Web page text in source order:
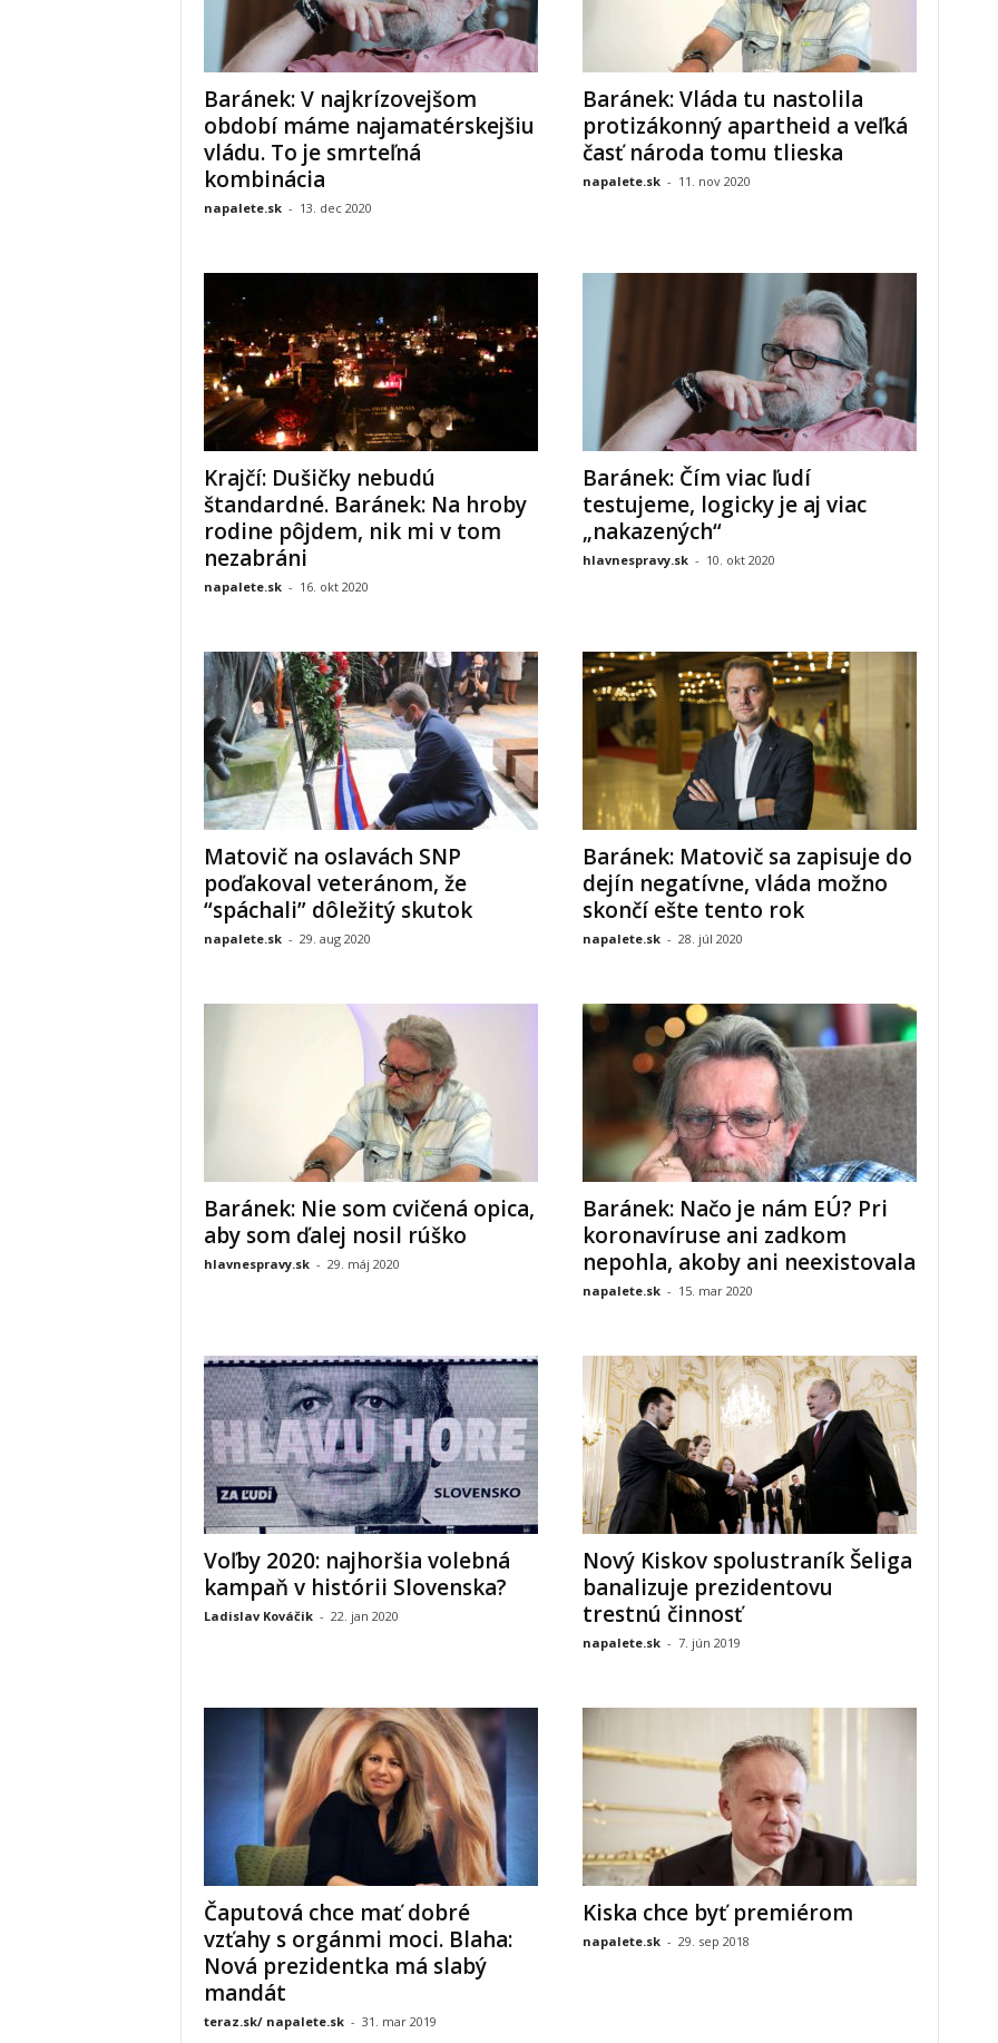
Baránek: V najkrízovejšom
období máme najamatérskejšiu
vládu. To je smrteľná
kombinácia
napalete.sk - 13. dec 2020
Baránek: Vláda tu nastolila
protizákonný apartheid a veľká
časť národa tomu tlieska
napalete.sk - 11. nov 2020
Krajčí: Dušičky nebudú
štandardné. Baránek: Na hroby
rodine pôjdem, nik mi v tom
nezabráni
napalete.sk - 16. okt 2020
Baránek: Čím viac ľudí
testujeme, logicky je aj viac
„nakazených“
hlavnespravy.sk - 10. okt 2020
Matovič na oslavách SNP
poďakoval veteránom, že
“spáchali” dôležitý skutok
napalete.sk - 29. aug 2020
Baránek: Matovič sa zapisuje do
dejín negatívne, vláda možno
skončí ešte tento rok
napalete.sk - 28. júl 2020
Baránek: Nie som cvičená opica,
aby som ďalej nosil rúško
hlavnespravy.sk - 29. máj 2020
Baránek: Načo je nám EÚ? Pri
koronavíruse ani zadkom
nepohla, akoby ani neexistovala
napalete.sk - 15. mar 2020
Voľby 2020: najhoršia volebná
kampaň v histórii Slovenska?
Ladislav Kováčik - 22. jan 2020
Nový Kiskov spolustraník Šeliga
banalizuje prezidentovu
trestnú činnosť
napalete.sk - 7. jún 2019
Čaputová chce mať dobré
vzťahy s orgánmi moci. Blaha:
Nová prezidentka má slabý
mandát
teraz.sk/ napalete.sk - 31. mar 2019
Kiska chce byť premiérom
napalete.sk - 29. sep 2018